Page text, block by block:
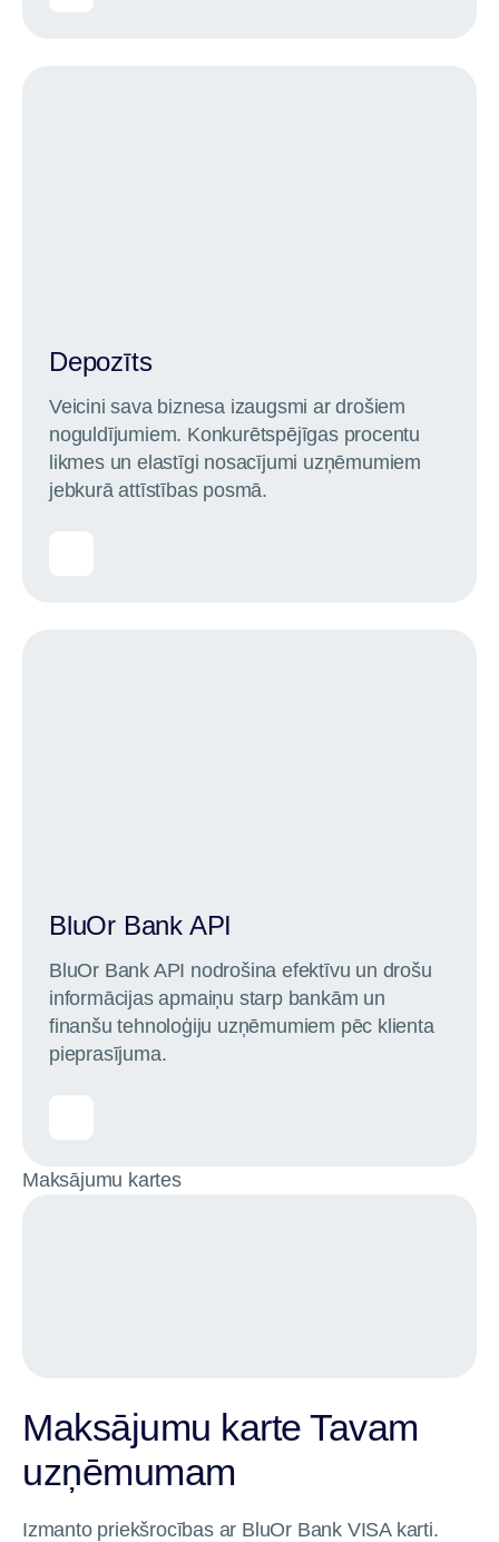
Depozīts
Veicini sava biznesa izaugsmi ar drošiem
noguldījumiem. Konkurētspējīgas procentu
likmes un elastīgi nosacījumi uzņēmumiem
jebkurā attīstības posmā.
BluOr Bank API
BluOr Bank API nodrošina efektīvu un drošu
informācijas apmaiņu starp bankām un
finanšu tehnoloģiju uzņēmumiem pēc klienta
pieprasījuma.
Maksājumu kartes
Maksājumu karte Tavam
uzņēmumam
Izmanto priekšrocības ar BluOr Bank VISA karti.